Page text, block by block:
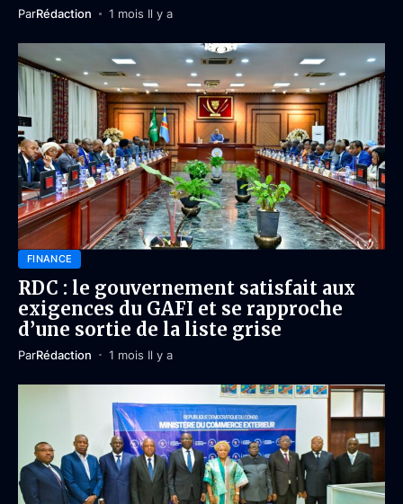
ParRédaction 1 mois Il y a
FINANCE
RDC : le gouvernement satisfait aux
exigences du GAFI et se rapproche
d’une sortie de la liste grise
ParRédaction 1 mois Il y a